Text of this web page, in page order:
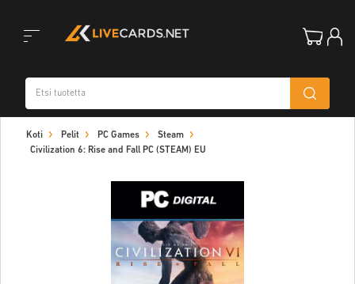
navigation
Koti Pelit PC Games
Steam
Civilization 6: Rise and Fall PC (STEAM) EU